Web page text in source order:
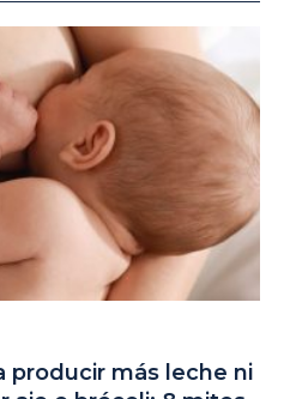
producir más leche ni